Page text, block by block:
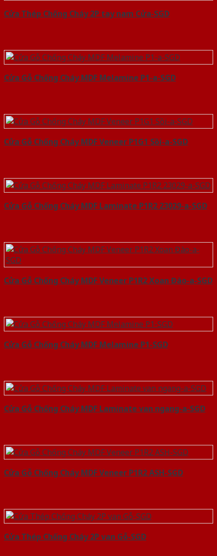
Cửa Thép Chống Cháy 2P tay nam Cửa-SGD
Cửa Gỗ Chống Cháy MDF Melamine P1-a-SGD
Cửa Gỗ Chống Cháy MDF Veneer P1G1 Sồi-a-SGD
Cửa Gỗ Chống Cháy MDF Laminate P1R2 23029-a-SGD
Cửa Gỗ Chống Cháy MDF Veneer P1R2 Xoan Đào-a-SGD
Cửa Gỗ Chống Cháy MDF Melamine P1-SGD
Cửa Gỗ Chống Cháy MDF Laminate van ngang-a-SGD
Cửa Gỗ Chống Cháy MDF Veneer P1R2 ASH-SGD
Cửa Thép Chống Cháy 2P van Gỗ-SGD